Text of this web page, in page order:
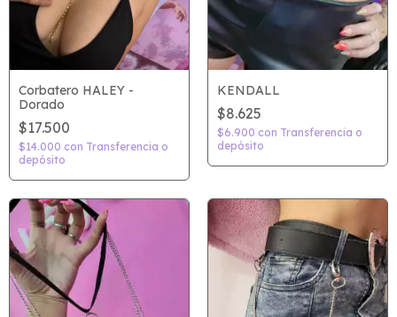
Corbatero HALEY -
Dorado
$17.500
$14.000 con Transferencia o
depósito
KENDALL
$8.625
$6.900 con Transferencia o
depósito